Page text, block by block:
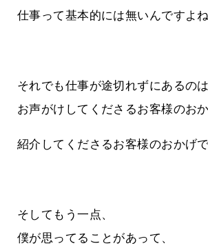
仕事って基本的には無いんですよね
それでも仕事が途切れずにあるのは
お声がけしてくださるお客様のおか
紹介してくださるお客様のおかげで
そしてもう一点、
僕が思ってることがあって、